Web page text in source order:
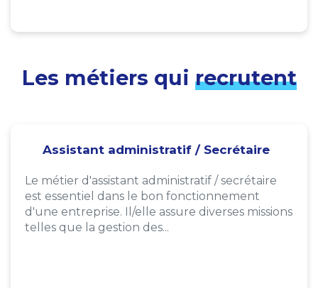
Les métiers qui recrutent
Assistant administratif / Secrétaire
Le métier d'assistant administratif / secrétaire
est essentiel dans le bon fonctionnement
d'une entreprise. Il/elle assure diverses missions
telles que la gestion des...